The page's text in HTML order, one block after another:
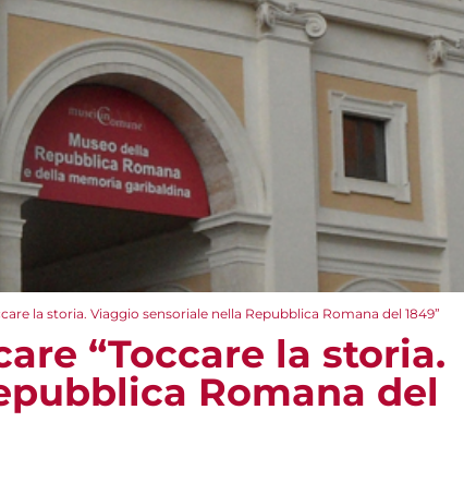
la storia. Viaggio sensoriale nella Repubblica Romana del 1849”
“Toccare la storia.
Romana del